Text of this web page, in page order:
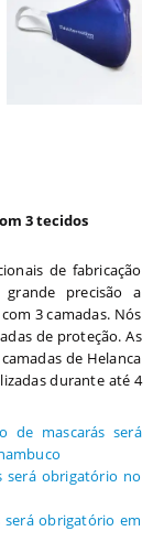
3 tecidos
de fabricação
precisão a
3 camadas. Nós
de proteção. As
de Helanca
durante até 4
de mascarás será
será obrigatório no
será obrigatório em